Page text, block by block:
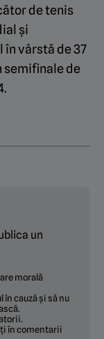
de tenis
și
în vârstă de 37
semifinale de
un
morală
cauză și să nu
în comentarii